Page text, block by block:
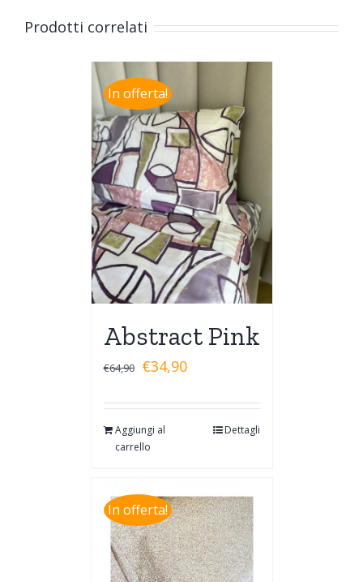
Prodotti correlati
In offerta!
Abstract Pink
€64,90 €34,90
Aggiungi al
carrello
Dettagli
In offerta!